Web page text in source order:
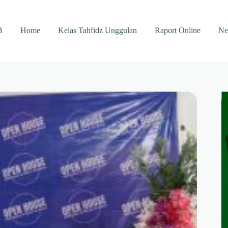
Home Kelas Tahfidz Unggulan Raport Online